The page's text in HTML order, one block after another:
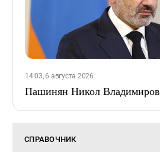
14:03, 6 августа 2026
Пашинян Никол
СПРАВОЧНИК